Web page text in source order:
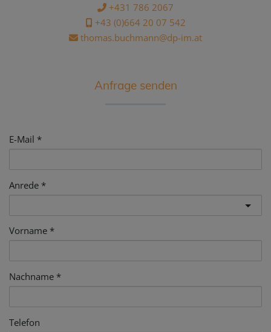
+431 786 2067
+43 (0)664 20 07 542
thomas.buchmann@dp-im.at
Anfrage senden
E-Mail
Anrede
Vorname
Nachname
Telefon